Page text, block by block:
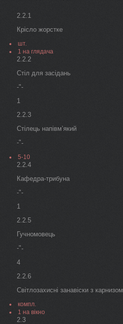
2.2.1
Крісло жорстке
шт.
1 на глядача
2.2.2
Стіл для засідань
-"-
1
2.2.3
Стілець напівм’який
-"-
5-10
2.2.4
Кафедра-трибуна
-"-
1
2.2.5
Гучномовець
-"-
4
2.2.6
Світлозахисні занавіски з карнизом
компл.
1 на вікно
2.3